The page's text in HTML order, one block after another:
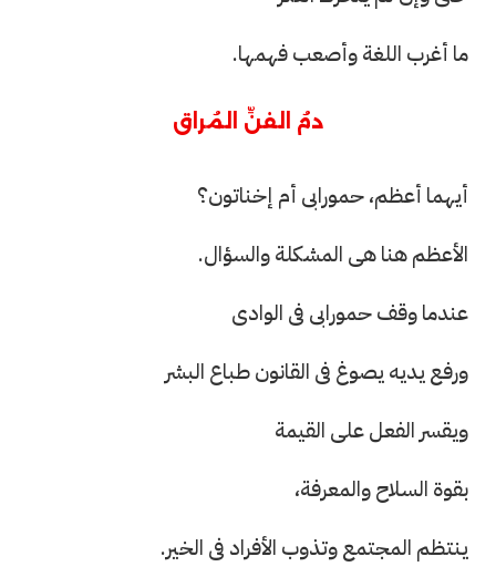
ما أغرب اللغة وأصعب فهمها.
دمُ الفنِّ المُراق
أيهما أعظم، حمورابى أم إخناتون؟
الأعظم هنا هی المشكلة والسؤال.
عندما وقف حمورابى فى الوادى
ورفع يديه يصوغ فى القانون طباع البشر
ويقسر الفعل على القيمة
بقوة السلاح والمعرفة،
ينتظم المجتمع وتذوب الأفراد فى الخير.